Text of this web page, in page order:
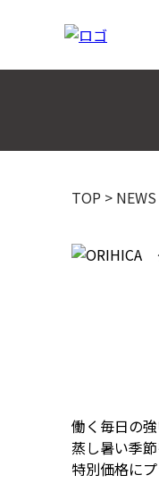
TOP > NEWS
働く毎日の
蒸し暑い季
特別価格にプ